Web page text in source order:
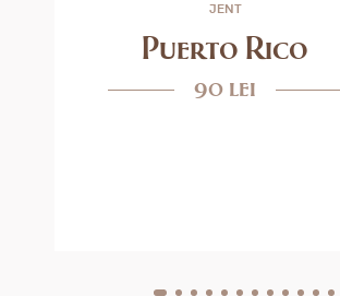
JENT
Puerto Rico
90 lei